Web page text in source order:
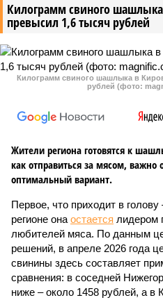
Килограмм свиного
превысил 1,6 тысяч рублей
Килограмм свиного шашлыка в
рублей (фото:
Жители региона готовятся к
как отправиться за мясом,
оптимальный вариант.
Первое, что приходит в
регионе она остается лидером
любителей мяса. По данным
решений, в апреле 2026 года
свинины здесь составляет
сравнения: в соседней
ниже – около 1458 рублей, а в